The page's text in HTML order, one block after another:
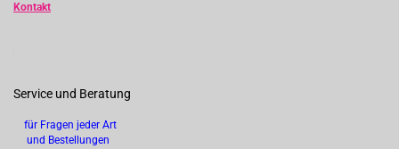
Kontakt
Service und Beratung
für Fragen jeder Art
und Bestellungen